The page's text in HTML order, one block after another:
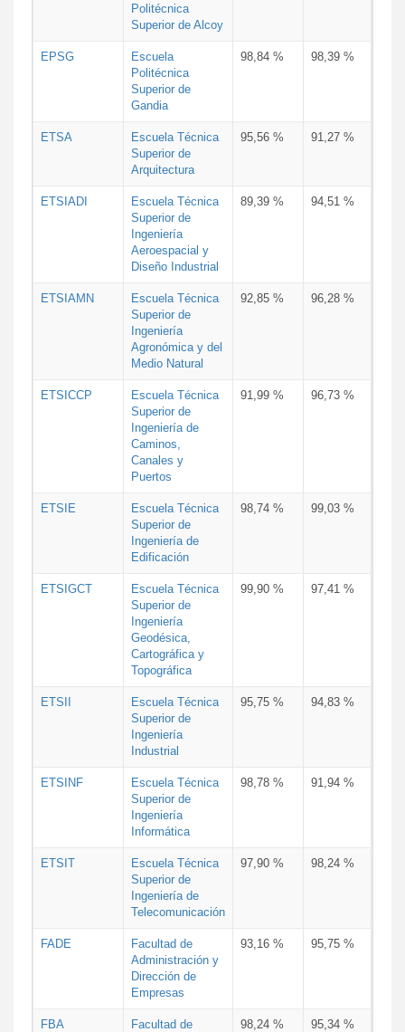
Politécnica
Superior de Alcoy
EPSG
Escuela
Politécnica
Superior de
Gandia
98,84 % 98,39 %
ETSA
Escuela Técnica
Superior de
Arquitectura
95,56 % 91,27 %
ETSIADI
Escuela Técnica
Superior de
Ingeniería
Aeroespacial y
Diseño Industrial
89,39 % 94,51 %
ETSIAMN
Escuela Técnica
Superior de
Ingeniería
Agronómica y del
Medio Natural
92,85 % 96,28 %
ETSICCP
Escuela Técnica
Superior de
Ingeniería de
Caminos,
Canales y
Puertos
91,99 % 96,73 %
ETSIE
Escuela Técnica
Superior de
Ingeniería de
Edificación
98,74 % 99,03 %
ETSIGCT
Escuela Técnica
Superior de
Ingeniería
Geodésica,
Cartográfica y
Topográfica
99,90 % 97,41 %
ETSII
Escuela Técnica
Superior de
Ingeniería
Industrial
95,75 % 94,83 %
ETSINF
Escuela Técnica
Superior de
Ingeniería
Informática
98,78 % 91,94 %
ETSIT
Escuela Técnica
Superior de
Ingeniería de
Telecomunicación
97,90 % 98,24 %
FADE
Facultad de
Administración y
Dirección de
Empresas
93,16 % 95,75 %
FBA
Facultad de
98,24 % 95,34 %